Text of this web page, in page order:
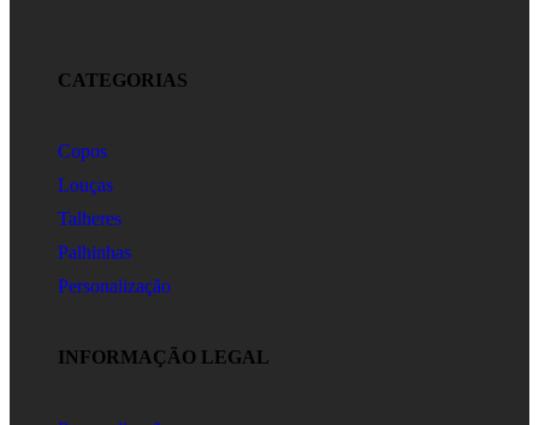
CATEGORIAS
Copos
Louças
Talheres
Palhinhas
Personalização
INFORMAÇÃO LEGAL